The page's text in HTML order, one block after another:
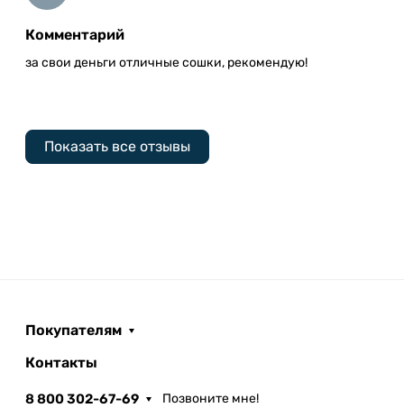
Комментарий
за свои деньги отличные сошки, рекомендую!
Показать все отзывы
Покупателям
Контакты
8 800 302-67-69 Позвоните мне!